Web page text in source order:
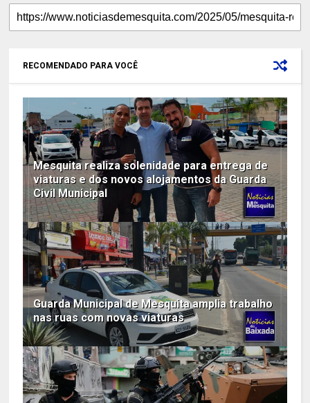
RECOMENDADO PARA VOCÊ
Mesquita realiza solenidade para entrega de
viaturas e dos novos alojamentos da Guarda
Civil Municipal
Guarda Municipal de Mesquita amplia trabalho
nas ruas com novas viaturas